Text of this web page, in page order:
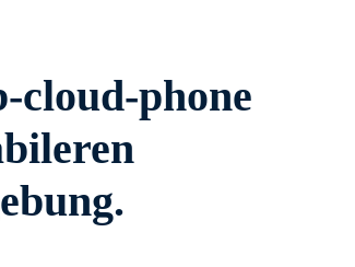
cloud-phone